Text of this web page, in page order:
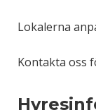
Lokalerna
Kontakta oss